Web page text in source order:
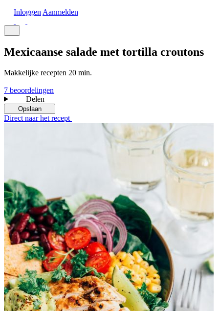
Inloggen Aanmelden
Mexicaanse salade met tortilla croutons
Makkelijke recepten 20 min.
7 beoordelingen
Delen
Opslaan
Direct naar het recept